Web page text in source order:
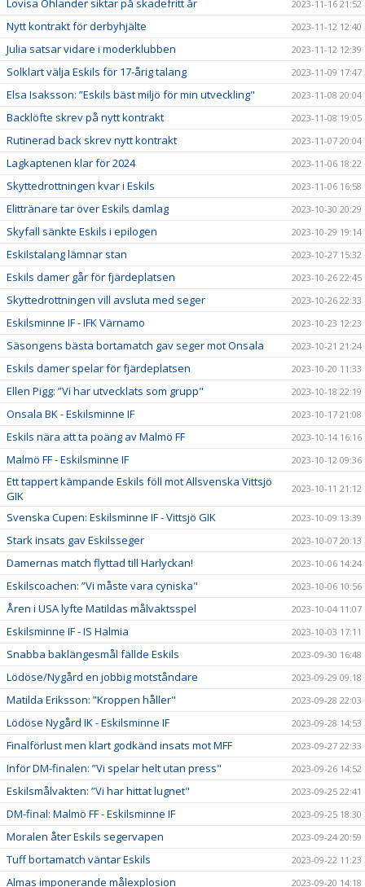
2023-11-16 21:52
Nytt kontrakt för derbyhjälte 2023-11-12 12:40
Julia satsar vidare i moderklubben 2023-11-12 12:39
Solklart välja Eskils för 17-årig talang 2023-11-09 17:47
Elsa Isaksson: ”Eskils bäst miljö för min utveckling" 2023-11-08 20:04
Backlöfte skrev på nytt kontrakt 2023-11-08 19:05
Rutinerad back skrev nytt kontrakt 2023-11-07 20:04
Lagkaptenen klar för 2024 2023-11-06 18:22
Skyttedrottningen kvar i Eskils 2023-11-06 16:58
Elittränare tar över Eskils damlag 2023-10-30 20:29
Skyfall sänkte Eskils i epilogen 2023-10-29 19:14
Eskilstalang lämnar stan 2023-10-27 15:32
Eskils damer går för fjärdeplatsen 2023-10-26 22:45
Skyttedrottningen vill avsluta med seger 2023-10-26 22:33
Eskilsminne IF - IFK Värnamo 2023-10-23 12:23
Säsongens bästa bortamatch gav seger mot Onsala 2023-10-21 21:24
Eskils damer spelar för fjärdeplatsen 2023-10-20 11:33
Ellen Pigg: ”Vi har utvecklats som grupp" 2023-10-18 22:19
Onsala BK - Eskilsminne IF 2023-10-17 21:08
Eskils nära att ta poäng av Malmö FF 2023-10-14 16:16
Malmö FF - Eskilsminne IF 2023-10-12 09:36
Ett tappert kämpande Eskils föll mot Allsvenska Vittsjö
GIK
2023-10-11 21:12
Svenska Cupen: Eskilsminne IF - Vittsjö GIK 2023-10-09 13:39
Stark insats gav Eskilsseger 2023-10-07 20:13
Damernas match flyttad till Harlyckan! 2023-10-06 14:24
Eskilscoachen: ”Vi måste vara cyniska" 2023-10-06 10:56
Åren i USA lyfte Matildas målvaktsspel 2023-10-04 11:07
Eskilsminne IF - IS Halmia 2023-10-03 17:11
Snabba baklängesmål fällde Eskils 2023-09-30 16:48
Lödöse/Nygård en jobbig motståndare 2023-09-29 09:18
Matilda Eriksson: ”Kroppen håller" 2023-09-28 22:03
Lödöse Nygård IK - Eskilsminne IF 2023-09-28 14:53
Finalförlust men klart godkänd insats mot MFF 2023-09-27 22:33
Inför DM-finalen: ”Vi spelar helt utan press" 2023-09-26 14:52
Eskilsmålvakten: ”Vi har hittat lugnet" 2023-09-25 22:41
DM-final: Malmö FF - Eskilsminne IF 2023-09-25 18:30
Moralen åter Eskils segervapen 2023-09-24 20:59
Tuff bortamatch väntar Eskils 2023-09-22 11:23
Almas imponerande målexplosion 2023-09-20 14:18